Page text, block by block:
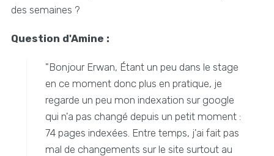
des semaines ?
Question d'Amine :
"Bonjour Erwan, Étant un peu dans le stage
en ce moment donc plus en pratique, je
regarde un peu mon indexation sur google
qui n'a pas changé depuis un petit moment :
74 pages indexées. Entre temps, j'ai fait pas
mal de changements sur le site surtout au